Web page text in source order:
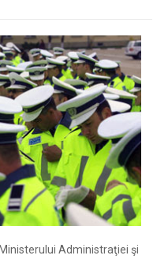
Administraţiei şi